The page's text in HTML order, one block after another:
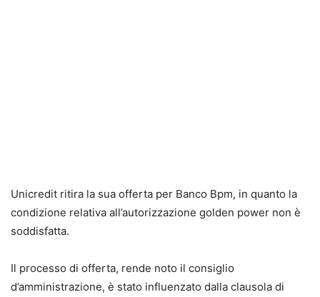
Unicredit ritira la sua offerta per Banco Bpm, in quanto la
condizione relativa all’autorizzazione golden power non è
soddisfatta.
Il processo di offerta, rende noto il consiglio
d’amministrazione, è stato influenzato dalla clausola di